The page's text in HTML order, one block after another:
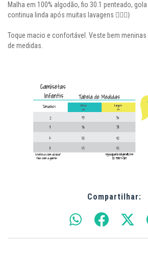
Malha em 100% algodão, fio 30.1 penteado,
continua linda após muitas lavagens 👍🏼😊)
Toque macio e confortável. Veste bem
de medidas.
Compartilhar: